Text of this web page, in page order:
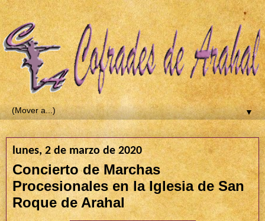
▼
lunes, 2 de marzo de 2020
Concierto de Marchas
Procesionales en la Iglesia de San
Roque de Arahal